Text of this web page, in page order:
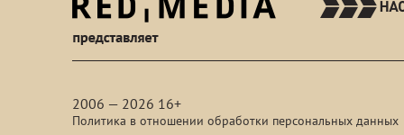
2006 — 2026 16+
Политика в отношении обработки персональных данных